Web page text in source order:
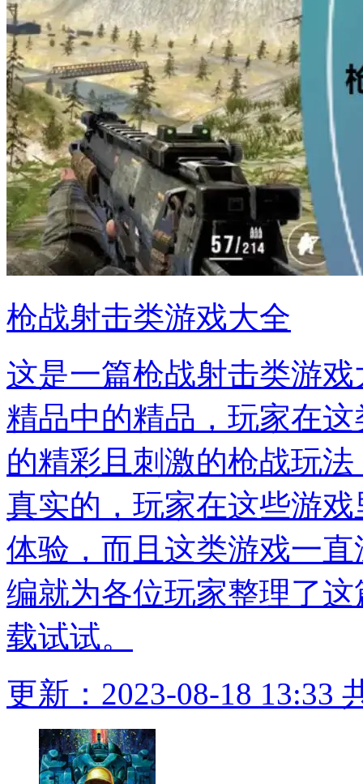
枪战射击类游戏大全
这是一篇枪战射击类游
精品中的精品，玩家在
的精彩且刺激的枪战玩
真实的，玩家在这些游
体验，而且这类游戏一
编就为各位玩家整理了
载试试。
更新：2023-08-18 13:33